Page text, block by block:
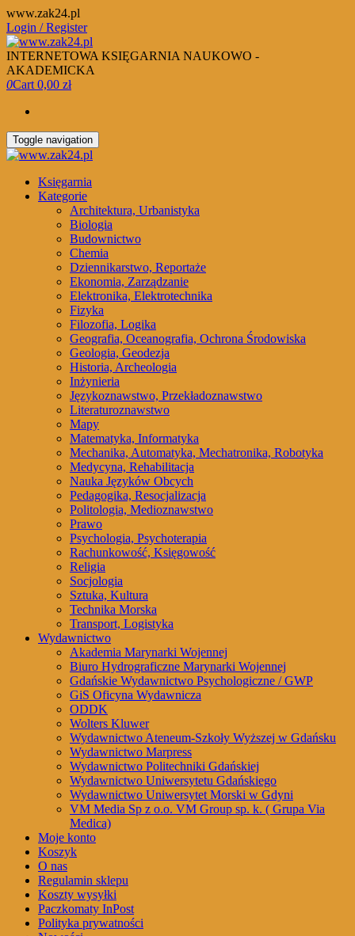
Skip
to
the
content
www.zak24.pl
Login / Register
INTERNETOWA KSIĘGARNIA NAUKOWO -
AKADEMICKA
0Cart 0,00 zł
Toggle navigation
Księgarnia
Kategorie
Architektura, Urbanistyka
Biologia
Budownictwo
Chemia
Dziennikarstwo, Reportaże
Ekonomia, Zarządzanie
Elektronika, Elektrotechnika
Fizyka
Filozofia, Logika
Geografia, Oceanografia, Ochrona Środowiska
Geologia, Geodezja
Historia, Archeologia
Inżynieria
Językoznawstwo, Przekładoznawstwo
Literaturoznawstwo
Mapy
Matematyka, Informatyka
Mechanika, Automatyka, Mechatronika, Robotyka
Medycyna, Rehabilitacja
Nauka Języków Obcych
Pedagogika, Resocjalizacja
Politologia, Medioznawstwo
Prawo
Psychologia, Psychoterapia
Rachunkowość, Księgowość
Religia
Socjologia
Sztuka, Kultura
Technika Morska
Transport, Logistyka
Wydawnictwo
Akademia Marynarki Wojennej
Biuro Hydrograficzne Marynarki Wojennej
Gdańskie Wydawnictwo Psychologiczne / GWP
GiS Oficyna Wydawnicza
ODDK
Wolters Kluwer
Wydawnictwo Ateneum-Szkoły Wyższej w Gdańsku
Wydawnictwo Marpress
Wydawnictwo Politechniki Gdańskiej
Wydawnictwo Uniwersytetu Gdańskiego
Wydawnictwo Uniwersytet Morski w Gdyni
VM Media Sp z o.o. VM Group sp. k. ( Grupa Via
Medica)
Moje konto
Koszyk
O nas
Regulamin sklepu
Koszty wysyłki
Paczkomaty InPost
Polityka prywatności